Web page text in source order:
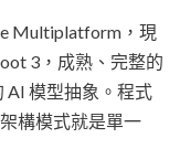
Multiplatform，現
3，成熟、完整的
AI 模型抽象。程式
構模式就是單一